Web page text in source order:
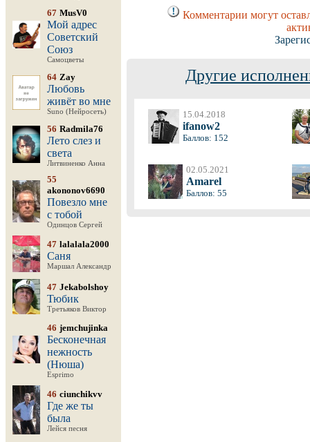
67 MusV0
Мой адрес
Советский
Союз
Самоцветы
64 Zay
Любовь
живёт во мне
Suno (Нейросеть)
56 Radmila76
Лето слез и
света
Литвиненко Анна
55
akononov6690
Повезло мне
с тобой
Одинцов Сергей
47 lalalala2000
Саня
Маршал Александр
47 Jekabolshoy
Тюбик
Третьяков Виктор
46 jemchujinka
Бесконечная
нежность
(Нюша)
Esprimo
46 ciunchikvv
Где же ты
была
Лейся песня
Комментарии могут
Другие
15.04.2018
ifanow2
Баллов: 152
02.05.2021
Amarel
Баллов: 55